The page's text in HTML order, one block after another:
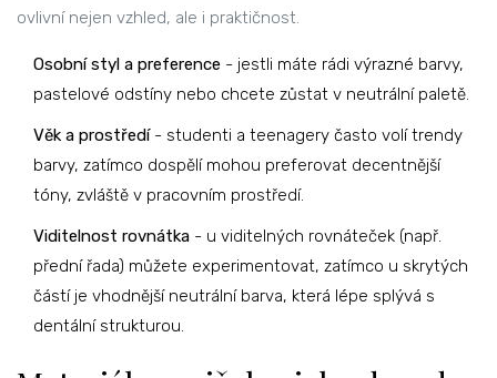
ovlivní nejen vzhled, ale i praktičnost.
Osobní styl a preference - jestli máte rádi výrazné barvy,
pastelové odstíny nebo chcete zůstat v neutrální paletě.
Věk a prostředí- studenti a teenagery často volí trendy
barvy, zatímco dospělí mohou preferovat decentnější
tóny, zvláště v pracovním prostředí.
Viditelnost rovnátka - u viditelných rovnáteček (např.
přední řada) můžete experimentovat, zatímco u skrytých
částí je vhodnější neutrální barva, která lépe splývá s
dentální strukturou.